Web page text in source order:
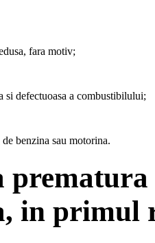
fara motiv;
si defectuoasa a combustibilului;
benzina sau motorina.
in primul